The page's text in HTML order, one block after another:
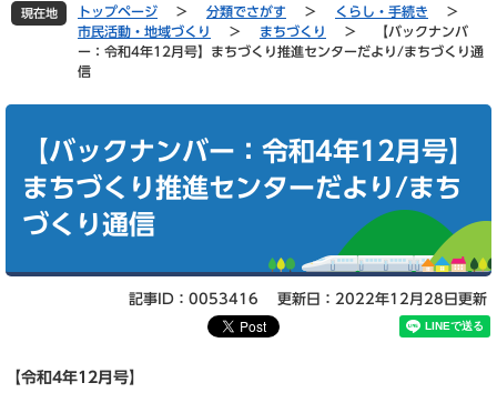
文
現在地 トップページ > 分類でさがす > くらし・手続き
>
市民活動・地域づくり
> まちづくり >
【バックナンバ
ー：令和4年12月号】まちづくり推進センターだより/まちづくり通
信
【バックナンバー：令和4年12月号】
まちづくり推進センターだより/まち
づくり通信
記事ID：0053416 更新日：2022年12月28日更新
【令和4年12月号】